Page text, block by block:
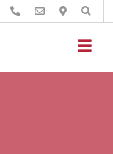
Buscar